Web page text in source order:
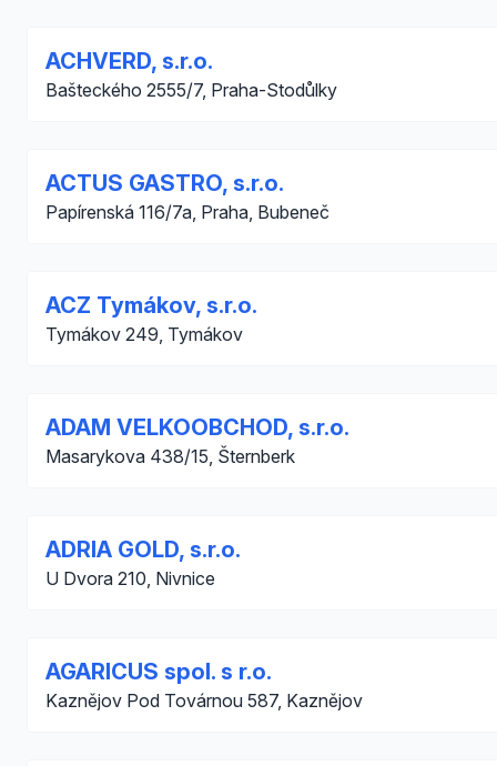
ACHVERD, s.r.o.
Bašteckého 2555/7, Praha-Stodůlky
ACTUS GASTRO, s.r.o.
Papírenská 116/7a, Praha, Bubeneč
ACZ Tymákov, s.r.o.
Tymákov 249, Tymákov
ADAM VELKOOBCHOD, s.r.o.
Masarykova 438/15, Šternberk
ADRIA GOLD, s.r.o.
U Dvora 210, Nivnice
AGARICUS spol. s r.o.
Kaznějov Pod Továrnou 587, Kaznějov